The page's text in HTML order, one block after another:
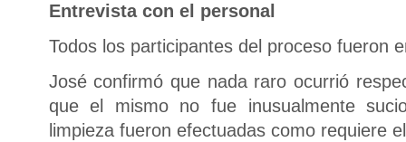
Entrevista con el personal
Todos los participantes del proceso fueron
José confirmó que nada raro ocurrió
que el mismo no fue inusualmente
limpieza fueron efectuadas como requiere